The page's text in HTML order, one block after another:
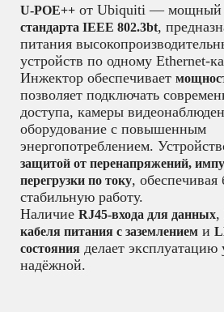
U-POE++ от Ubiquiti — мощный
стандарта IEEE 802.3bt,
питания
устройств по одному Ethernet-
Инжектор обеспечивает
позволяет подключать
доступа, камеры
оборудование с повышенным
энергопотреблением.
защитой от перенапряжений,
перегрузки по току,
стабильную работу.
Наличие RJ45-входа для данных,
кабеля питания с заземлением и
состояния делает эксплуатацию
надёжной.